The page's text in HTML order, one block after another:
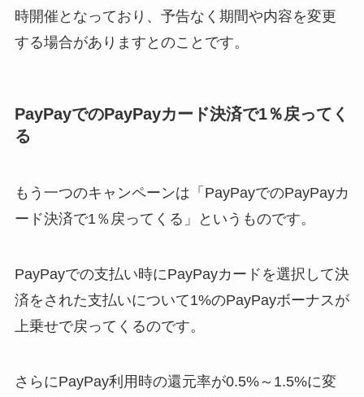
時開催となっており、予告なく期間や内容を変更
する場合がありますとのことです。
PayPayでのPayPayカード決済で1％戻ってく
る
もう一つのキャンペーンは「PayPayでのPayPayカ
ード決済で1％戻ってくる」というものです。
PayPayでの支払い時にPayPayカードを選択して決
済をされた支払いについて1%のPayPayボーナスが
上乗せで戻ってくるのです。
さらにPayPay利用時の還元率が0.5%～1.5%に変